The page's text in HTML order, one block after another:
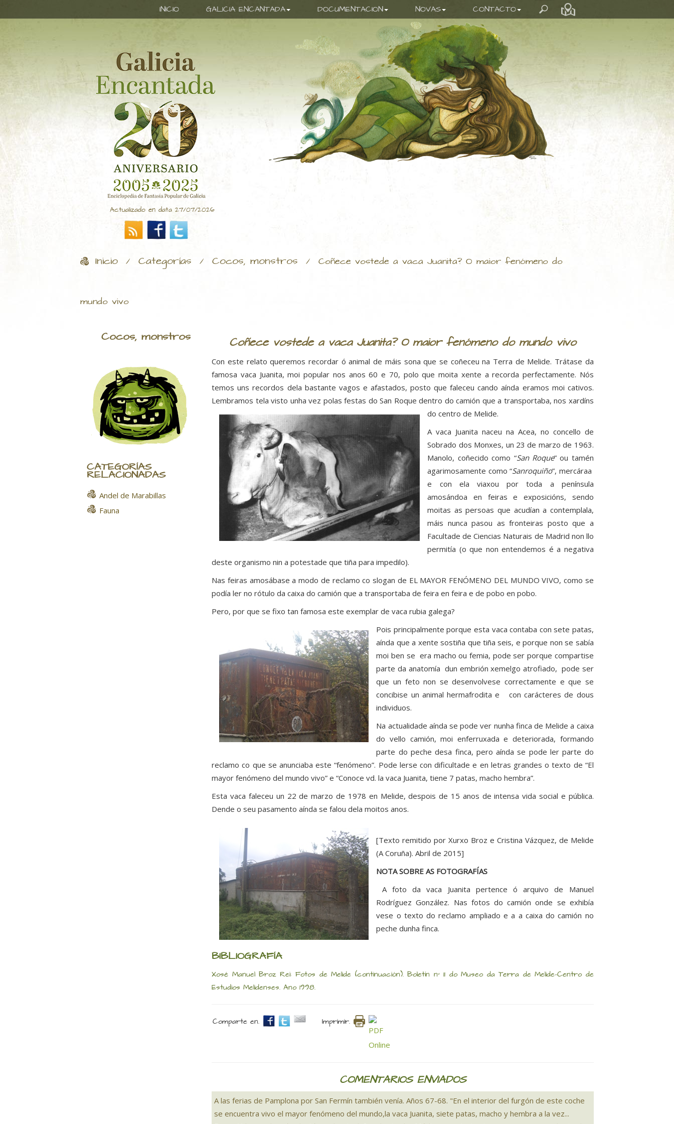
INICIO GALICIA ENCANTADA DOCUMENTACION NOVAS CONTACTO
Actualizado en data 27/07/2026
Inicio / Categorías / Cocos, monstros / Coñece vostede a vaca Juanita? O maior fenómeno do
mundo vivo
Cocos, monstros
CATEGORÍAS
RELACIONADAS
Andel de Marabillas
Fauna
Coñece vostede a vaca Juanita? O maior fenómeno do mundo vivo
Con este relato queremos recordar ó animal de máis sona que se coñeceu na Terra de Melide. Trátase da
famosa vaca Juanita, moi popular nos anos 60 e 70, polo que moita xente a recorda perfectamente. Nós
temos uns recordos dela bastante vagos e afastados, posto que faleceu cando aínda eramos moi cativos.
Lembramos tela visto unha vez polas festas do San Roque dentro do camión que a transportaba, nos xardíns
do centro de Melide.
A vaca Juanita naceu na Acea, no concello de
Sobrado dos Monxes, un 23 de marzo de 1963.
Manolo, coñecido como “San Roque” ou tamén
agarimosamente como “Sanroquiño”, mercáraa
e con ela viaxou por toda a península
amosándoa en feiras e exposicións, sendo
moitas as persoas que acudían a contemplala,
máis nunca pasou as fronteiras posto que a
Facultade de Ciencias Naturais de Madrid non llo
permitía (o que non entendemos é a negativa
deste organismo nin a potestade que tiña para impedilo).
Nas feiras amosábase a modo de reclamo co slogan de EL MAYOR FENÓMENO DEL MUNDO VIVO, como se
podía ler no rótulo da caixa do camión que a transportaba de feira en feira e de pobo en pobo.
Pero, por que se fixo tan famosa este exemplar de vaca rubia galega?
Pois principalmente porque esta vaca contaba con sete patas,
aínda que a xente sostiña que tiña seis, e porque non se sabía
moi ben se era macho ou femia, pode ser porque compartise
parte da anatomía dun embrión xemelgo atrofiado, pode ser
que un feto non se desenvolvese correctamente e que se
concibise un animal hermafrodita e con carácteres de dous
individuos.
Na actualidade aínda se pode ver nunha finca de Melide a caixa
do vello camión, moi enferruxada e deteriorada, formando
parte do peche desa finca, pero aínda se pode ler parte do
reclamo co que se anunciaba este “fenómeno”. Pode lerse con dificultade e en letras grandes o texto de “El
mayor fenómeno del mundo vivo” e “Conoce vd. la vaca Juanita, tiene 7 patas, macho hembra”.
Esta vaca faleceu un 22 de marzo de 1978 en Melide, despois de 15 anos de intensa vida social e pública.
Dende o seu pasamento aínda se falou dela moitos anos.
[Texto remitido por Xurxo Broz e Cristina Vázquez, de Melide
(A Coruña). Abril de 2015]
NOTA SOBRE AS FOTOGRAFÍAS
A foto da vaca Juanita pertence ó arquivo de Manuel
Rodríguez González. Nas fotos do camión onde se exhibía
vese o texto do reclamo ampliado e a a caixa do camión no
peche dunha finca.
BIBLIOGRAFÍA
Xosé Manuel Broz Rei: Fotos de Melide (continuación). Boletín nº 11 do Museo da Terra de Melide-Centro de
Estudios Melidenses. Ano 1998.
Comparte en. Imprimir.
COMENTARIOS ENVIADOS
A las ferias de Pamplona por San Fermín también venía. Años 67-68. "En el interior del furgón de este coche
se encuentra vivo el mayor fenómeno del mundo,la vaca Juanita, siete patas, macho y hembra a la vez...